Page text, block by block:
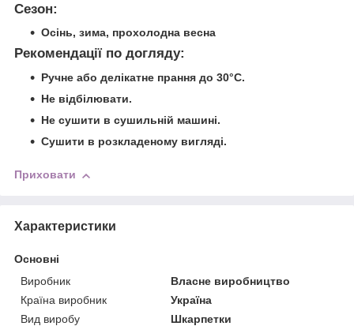
Сезон:
Осінь, зима, прохолодна весна
Рекомендації по догляду:
Ручне або делікатне прання до 30°C.
Не відбілювати.
Не сушити в сушильній машині.
Сушити в розкладеному вигляді.
Приховати
Характеристики
Основні
Виробник
Власне виробництво
Країна виробник
Україна
Вид виробу
Шкарпетки